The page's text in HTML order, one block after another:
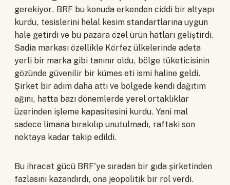
gerekiyor. BRF bu konuda erkenden ciddi bir altyapı
kurdu, tesislerini helal kesim standartlarına uygun
hale getirdi ve bu pazara özel ürün hatları geliştirdi.
Sadia markası özellikle Körfez ülkelerinde adeta
yerli bir marka gibi tanınır oldu, bölge tüketicisinin
gözünde güvenilir bir kümes eti ismi haline geldi.
Şirket bir adım daha attı ve bölgede kendi dağıtım
ağını, hatta bazı dönemlerde yerel ortaklıklar
üzerinden işleme kapasitesini kurdu. Yani mal
sadece limana bırakılıp unutulmadı, raftaki son
noktaya kadar takip edildi.
Bu ihracat gücü BRF'ye sıradan bir gıda şirketinden
fazlasını kazandırdı, ona jeopolitik bir rol verdi.